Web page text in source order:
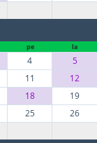
pe la
4
5
11
12
18
19
25
26